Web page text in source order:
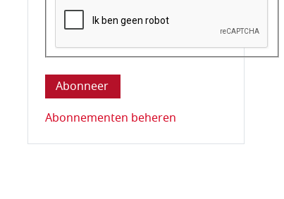
Deze vraag is om te controleren dat u
Abonnementen beheren